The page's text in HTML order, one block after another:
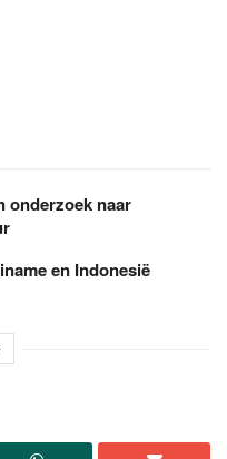
onderzoek naar
en Indonesië